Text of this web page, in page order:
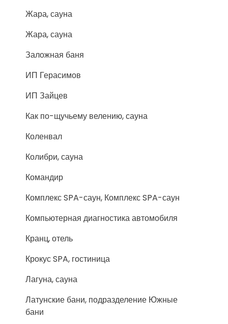
Жара, сауна
Жара, сауна
Заложная баня
ИП Герасимов
ИП Зайцев
Как по-щучьему велению, сауна
Коленвал
Колибри, сауна
Командир
Комплекс SPA-саун, Комплекс SPA-саун
Компьютерная диагностика автомобиля
Кранц, отель
Крокус SPA, гостиница
Лагуна, сауна
Латунские бани, подразделение Южные
бани